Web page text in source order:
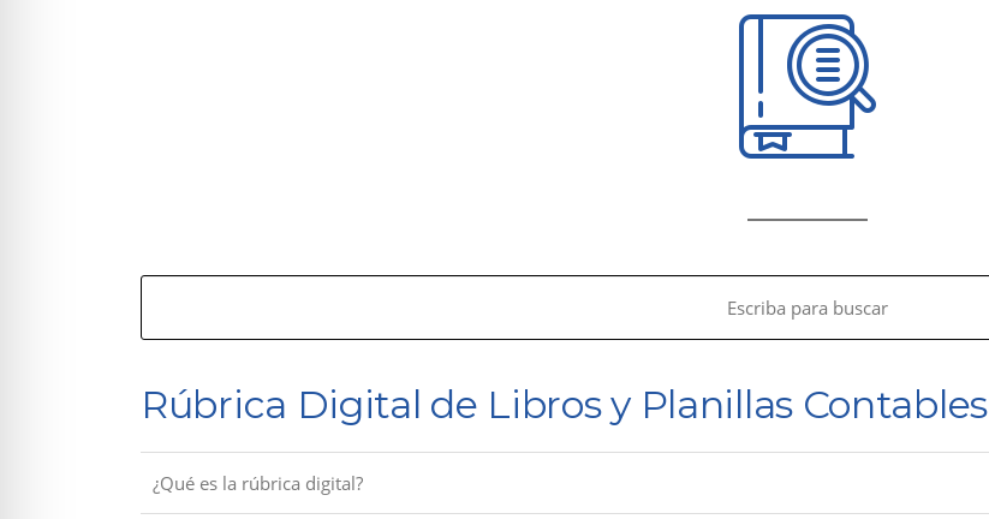
Rúbrica Digital de Libros y Planillas Contables
¿Qué es la rúbrica digital?